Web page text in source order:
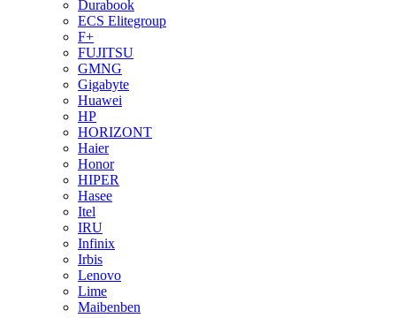
Durabook
ECS Elitegroup
F+
FUJITSU
GMNG
Gigabyte
Huawei
HP
HORIZONT
Haier
Honor
HIPER
Hasee
Itel
IRU
Infinix
Irbis
Lenovo
Lime
Maibenben